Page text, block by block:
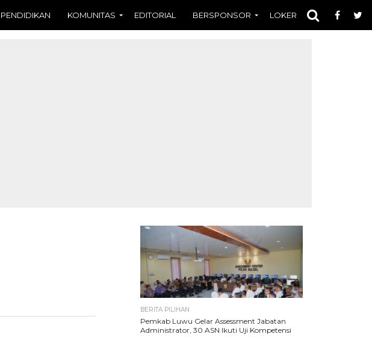
PENDIDIKAN KOMUNITAS EDITORIAL BERSPONSOR LOKER OPINI
BERITA PILIHAN
Pemkab Luwu Gelar Assessment Jabatan
Administrator, 30 ASN Ikuti Uji Kompetensi